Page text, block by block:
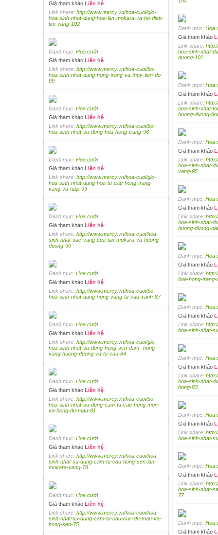
Giá tham khảo Liên hệ
Link share: http://www.mercy.vn/hoa-cuoi/gio-
hoa-sinh-nhat-dung-hoa-lan-mokara-va-ho-diep-
tim-vang-102
Danh mục: Hoa
Giá tham khảo
Link share:
hoa-sinh-nhat-
duong-101
Danh mục: Hoa cưới
Giá tham khảo Liên hệ
Link share: http://www.mercy.vn/hoa-cuoi/bo-
hoa-sinh-nhat-dung-hong-trang-va-thuy-tien-do-
99
Danh mục: Hoa
Giá tham khảo
Link share:
hoa-sinh-nhat-
huong-duong-
Danh mục: Hoa cưới
Giá tham khảo Liên hệ
Link share: http://www.mercy.vn/hoa-cuoi/bo-
hoa-sinh-nhat-su-dung-hoa-hong-trang-96
Danh mục: Hoa
Giá tham khảo
Link share:
hoa-sinh-nhat-
vang-95
Danh mục: Hoa cưới
Giá tham khảo Liên hệ
Link share: http://www.mercy.vn/hoa-cuoi/gio-
hoa-sinh-nhat-dung-hoa-tu-cau-hong-trang-
vang-va-tulip-93
Danh mục: Hoa
Giá tham khảo
Link share:
hoa-sinh-nhat-
huong-duong-
Danh mục: Hoa cưới
Giá tham khảo Liên hệ
Link share: http://www.mercy.vn/hoa-cuoi/hoa-
sinh-nhat-sac-vang-cua-lan-mokara-va-huong-
duong-90
Danh mục: Hoa
Giá tham khảo
Link share:
hoa-hong-trang-
Danh mục: Hoa cưới
Giá tham khảo Liên hệ
Link share: http://www.mercy.vn/hoa-cuoi/bo-
hoa-sinh-nhat-dung-hong-vang-tu-cau-xanh-87
Danh mục: Hoa
Giá tham khảo
Link share:
hoa-sinh-nhat-
Danh mục: Hoa cưới
Giá tham khảo Liên hệ
Link share: http://www.mercy.vn/hoa-cuoi/gio-
hoa-sinh-nhat-su-dung-hong-sen-dam--hong-
vang-huong-duong-va-tu-cau-84
Danh mục: Hoa
Giá tham khảo
Link share:
hoa-sinh-nhat-
hong-83
Danh mục: Hoa cưới
Giá tham khảo Liên hệ
Link share: http://www.mercy.vn/hoa-cuoi/bo-
hoa-sinh-nhat-su-dung-cam-tu-cau-hong-mon-
va-hong-du-mau-81
Danh mục: Hoa
Giá tham khảo
Link share:
hoa-sinh-nhat-
Danh mục: Hoa cưới
Giá tham khảo Liên hệ
Link share: http://www.mercy.vn/hoa-cuoi/hoa-
sinh-nhat-su-dung-cam-tu-cau-hong-sen-lan-
mokara-vang-78
Danh mục: Hoa
Giá tham khảo
Link share:
hoa-sinh-nhat-
77
Danh mục: Hoa cưới
Giá tham khảo Liên hệ
Link share: http://www.mercy.vn/hoa-cuoi/hoa-
sinh-nhat-su-dung-cam-tu-cau-cuc-du-mau-va-
hong-sen-75
Danh mục: Hoa
Giá tham khảo